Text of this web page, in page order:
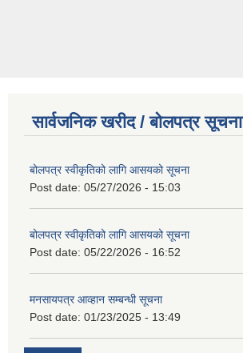
सार्वजनिक खरीद / बोलपत्र सूचना
बोलपत्र स्वीकृतिको लागि आसयको सूचना
Post date: 05/27/2026 - 15:03
बोलपत्र स्वीकृतिको लागि आसयको सूचना
Post date: 05/22/2026 - 16:52
मनसायपत्र आव्हान सम्बन्धी सूचना
Post date: 01/23/2025 - 13:49